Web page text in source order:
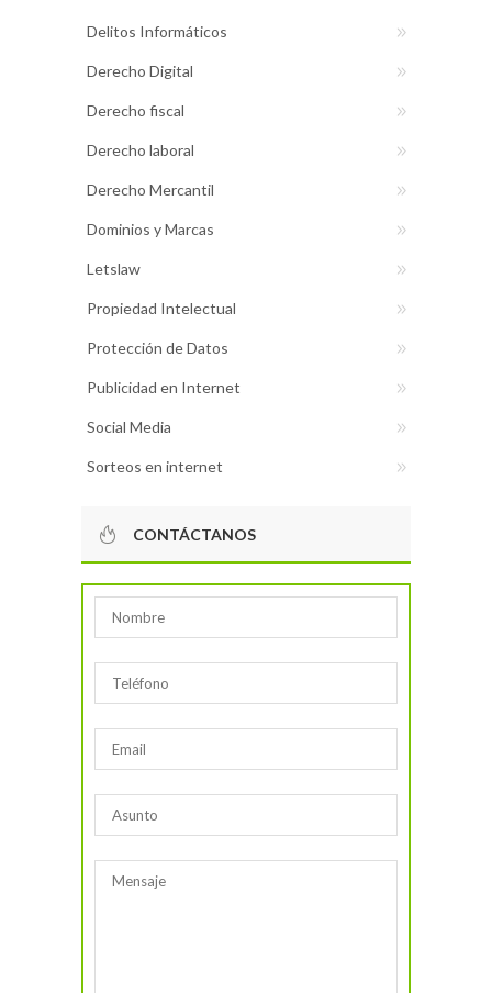
Delitos Informáticos
Derecho Digital
Derecho fiscal
Derecho laboral
Derecho Mercantil
Dominios y Marcas
Letslaw
Propiedad Intelectual
Protección de Datos
Publicidad en Internet
Social Media
Sorteos en internet
CONTÁCTANOS